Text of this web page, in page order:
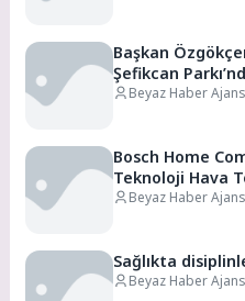
Başkan
Şefikcan
Geldi
Beyaz Haber
Bosch Home
Teknoloji Hava
Beyaz Haber
Sağlıkta
Beyaz Haber